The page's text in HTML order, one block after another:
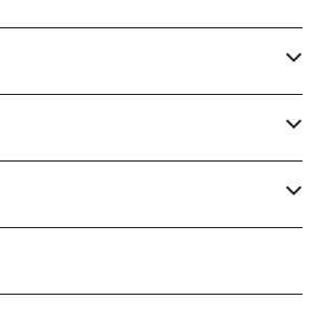
）
植物